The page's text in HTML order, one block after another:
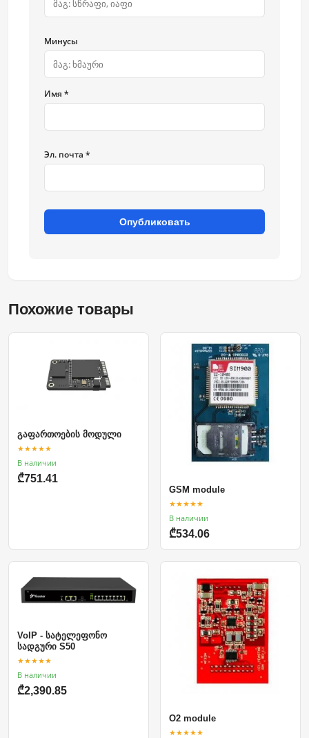
Минусы
Имя *
Эл. почта *
Опубликовать
Похожие товары
გაფართოების მოდული
★★★★★
В наличии
₾751.41
GSM module
★★★★★
В наличии
₾534.06
VoIP - სატელეფონო
სადგური S50
★★★★★
В наличии
₾2,390.85
O2 module
★★★★★